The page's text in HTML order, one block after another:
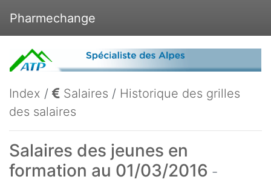
Pharmechange
Index / Salaires / Historique des grilles
des salaires
Salaires des jeunes en
formation au 01/03/2016 -